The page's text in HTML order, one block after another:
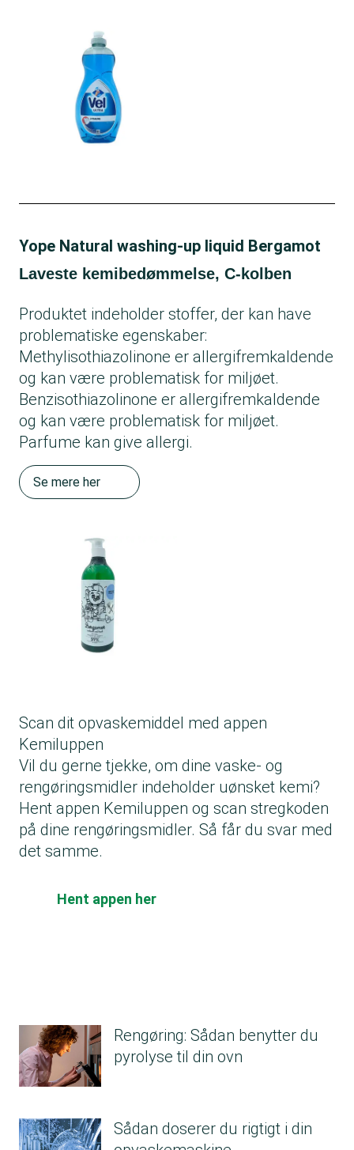
Yope Natural washing-up liquid Bergamot
Laveste kemibedømmelse, C-kolben
Produktet indeholder stoffer, der kan have
problematiske egenskaber:
Methylisothiazolinone er allergifremkaldende
og kan være problematisk for miljøet.
Benzisothiazolinone er allergifremkaldende
og kan være problematisk for miljøet.
Parfume kan give allergi.
Se mere her
Scan dit opvaskemiddel med appen
Kemiluppen
Vil du gerne tjekke, om dine vaske- og
rengøringsmidler indeholder uønsket kemi?
Hent appen Kemiluppen og scan stregkoden
på dine rengøringsmidler. Så får du svar med
det samme.
Hent appen her
Rengøring: Sådan benytter du
pyrolyse til din ovn
Sådan doserer du rigtigt i din